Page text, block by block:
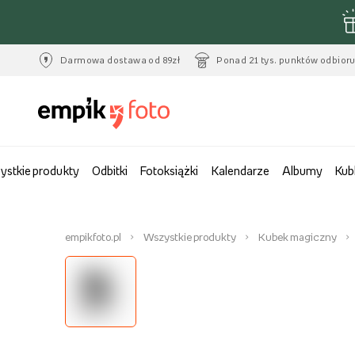
Darmowa dostawa od 89zł Ponad 21 tys. punktów odbioru
produkty Odbitki Fotoksiążki Kalendarze Albumy
empikfoto.pl Wszystkie produkty Kubek magiczny